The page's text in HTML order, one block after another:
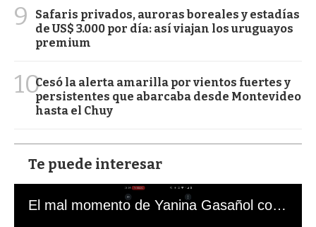
9
Safaris privados, auroras boreales y estadías
de US$ 3.000 por día: así viajan los uruguayos
premium
10Cesó la alerta amarilla por vientos fuertes y
persistentes que abarcaba desde Montevideo
hasta el Chuy
Te puede interesar
El mal momento de Yanina Gasañol con un hincha argentino en "Subrayado"